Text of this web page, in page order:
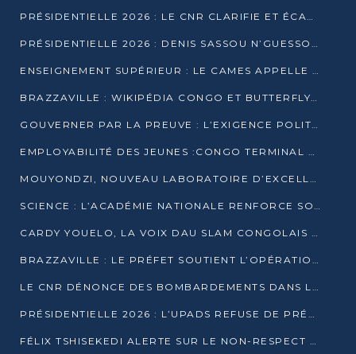
PRÉSIDENTIELLE 2026 : LE CNR CLARIFIE ET ÉCARTE LA CANDIDATURE DU PASTEUR NTUMI
PRÉSIDENTIELLE 2026 : DENIS SASSOU N’GUESSO ANNONCE OFFICIELLEMENT SA CANDIDATURE
ENSEIGNEMENT SUPÉRIEUR : LE CAMES APPELLE À UNE UNIVERSITÉ AFRICAINE AXÉE SUR L’EMPLOYABILITÉ
BRAZZAVILLE : WIKIPÉDIA CONGO ET BUTTERFLY SCELLENT UN PARTENARIAT POUR STRUCTURER LE BÉNÉVOLAT NUMÉRIQUE
GOUVERNER PAR LA PREUVE : L’EXIGENCE POLITIQUE DU XXIᵉ SIÈCLE
EMPLOYABILITÉ DES JEUNES :CONGO TERMINAL S’ALLIE À L’ESCIC POUR RAPPROCHER L’ÉCOLE DU TERRAIN
MOUYONDZI, NOUVEAU LABORATOIRE D’EXCELLENCE PÉDAGOGIQUE AVEC L’ENFICE
SCIENCE : L’ACADÉMIE NATIONALE RENFORCE SON ÉQUIPE ET TRACE SA FEUILLE DE ROUTE 2026
CARDY YOUELO, LA VOIX DAU SLAM CONGOLAIS QUI INTERPELLE LE MONDE
BRAZZAVILLE : LE PRÉFET SOUTIENT L’OPÉRATION « ZÉRO KULUNA » ET APPELLE À LA VIGILANCE CITOYENNE
LE CNR DÉNONCE DES BOMBARDEMENTS DANS LE POOL ET ACCUSE LE GOUVERNEMENT
PRÉSIDENTIELLE 2026 : L’UPADS REFUSE DE PRÉSENTER UN CANDIDAT ET DÉNONCE UN PROCESSUS NON CRÉDIBLE
FÉLIX TSHISEKEDI ALERTE SUR LE NON-RESPECT DES ENGAGEMENTS DE PAIX APRÈS SA RENCONTRE AVEC D. SASSOU-NGUESSO